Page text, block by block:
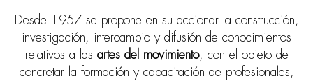
Desde 1957 se propone en su accionar la construcción,
investigación, intercambio y difusión de conocimientos
relativos a las artes del movimiento, con el objeto de
concretar la formación y capacitación de profesionales,